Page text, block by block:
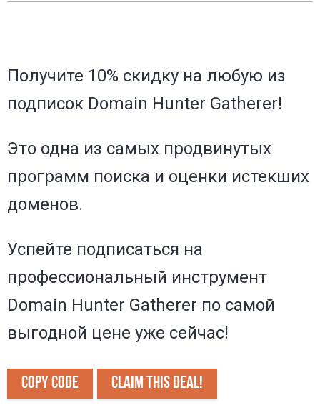
Получите 10% скидку на любую из
подписок Domain Hunter Gatherer!
Это одна из самых продвинутых
программ поиска и оценки истекших
доменов.
Успейте подписаться на
профессиональный инструмент
Domain Hunter Gatherer по самой
выгодной цене уже сейчас!
COPY CODE CLAIM THIS DEAL!